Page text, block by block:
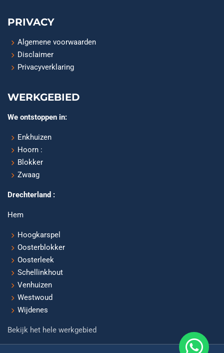
PRIVACY
Algemene voorwaarden
Disclaimer
Privacyverklaring
WERKGEBIED
We ontstoppen in:
Enkhuizen
Hoorn :
Blokker
Zwaag
Drechterland :
Hem
Hoogkarspel
Oosterblokker
Oosterleek
Schellinkhout
Venhuizen
Westwoud
Wijdenes
Bekijk het hele werkgebied